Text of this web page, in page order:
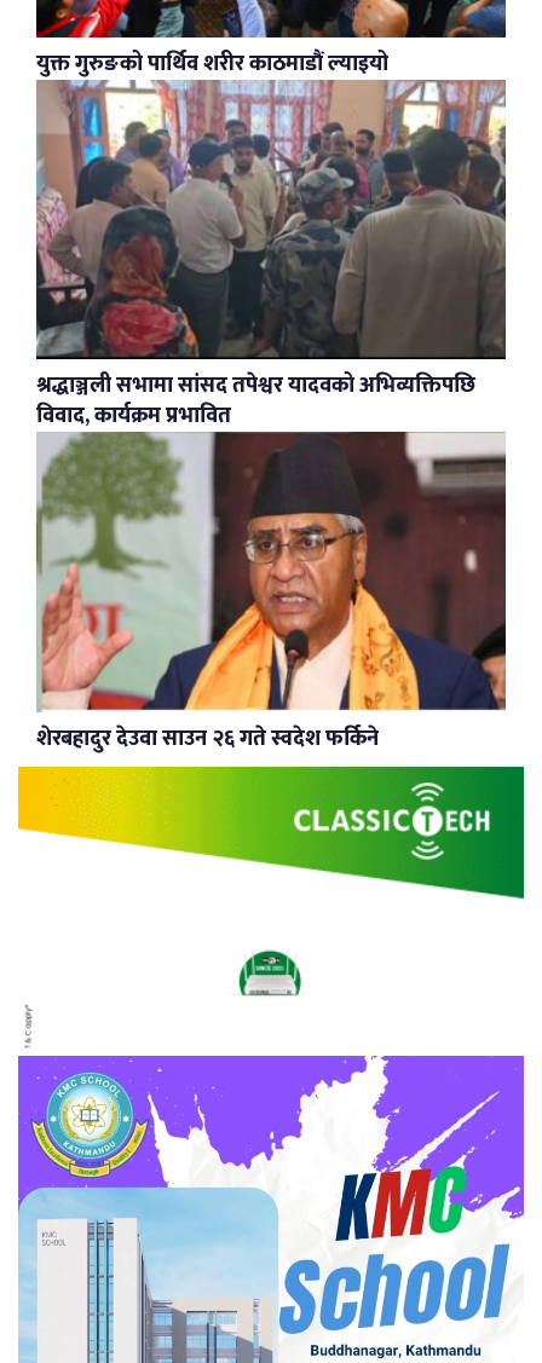
युक्त गुरुङको पार्थिव शरीर काठमाडौं ल्याइयो
श्रद्धाञ्जली सभामा सांसद तपेश्वर यादवको अभिव्यक्तिपछि
विवाद, कार्यक्रम प्रभावित
शेरबहादुर देउवा साउन २६ गते स्वदेश फर्किने